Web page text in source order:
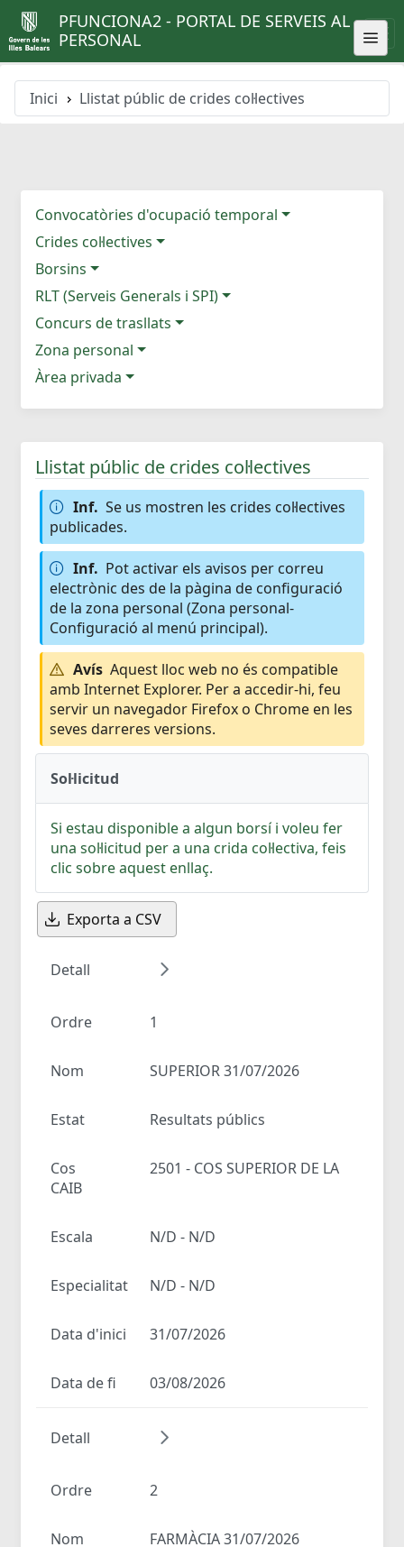
PFUNCIONA2 - PORTAL DE SERVEIS AL
PERSONAL
Inici Llistat públic de crides col·lectives
Convocatòries d'ocupació temporal
Crides col·lectives
Borsins
RLT (Serveis Generals i SPI)
Concurs de trasllats
Zona personal
Àrea privada
Llistat públic de crides col·lectives
Inf. Se us mostren les crides col·lectives
publicades.
Inf. Pot activar els avisos per correu
electrònic des de la pàgina de configuració
de la zona personal (Zona personal-
Configuració al menú principal).
Avís Aquest lloc web no és compatible
amb Internet Explorer. Per a accedir-hi, feu
servir un navegador Firefox o Chrome en les
seves darreres versions.
Sol·licitud
Si estau disponible a algun borsí i voleu fer
una sol·licitud per a una crida col·lectiva, feis
clic sobre aquest enllaç.
Exporta a CSV
Detall
Ordre 1
Nom SUPERIOR 31/07/2026
Estat Resultats públics
Cos
2501 - COS SUPERIOR DE LA
CAIB
Escala N/D - N/D
Especialitat N/D - N/D
Data d'inici 31/07/2026
Data de fi 03/08/2026
Detall
Ordre 2
Nom FARMÀCIA 31/07/2026